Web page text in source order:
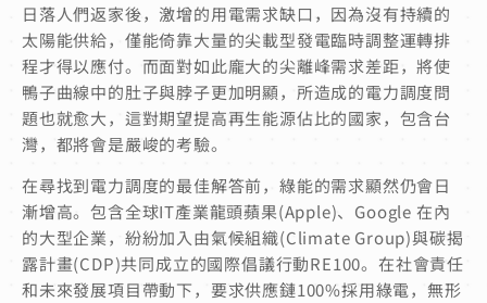
日落人們返家後，激增的用電需求缺口，因為沒有持續的
太陽能供給，僅能倚靠大量的尖載型發電臨時調整運轉排
程才得以應付。而面對如此龐大的尖離峰需求差距，將使
鴨子曲線中的肚子與脖子更加明顯，所造成的電力調度問
題也就愈大，這對期望提高再生能源佔比的國家，包含台
灣，都將會是嚴峻的考驗。
在尋找到電力調度的最佳解答前，綠能的需求顯然仍會日
漸增高。包含全球IT產業龍頭蘋果(Apple)、Google 在內
的大型企業，紛紛加入由氣候組織(Climate Group)與碳揭
露計畫(CDP)共同成立的國際倡議行動RE100。在社會責任
和未來發展項目帶動下，要求供應鏈100%採用綠電，無形